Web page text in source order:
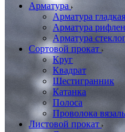
Арматура
Арматура гладкая
Арматура
Арматура
Сортовой прокат
Круг
Квадрат
Шестигранник
Катанка
Полоса
Проволока
Листовой прокат